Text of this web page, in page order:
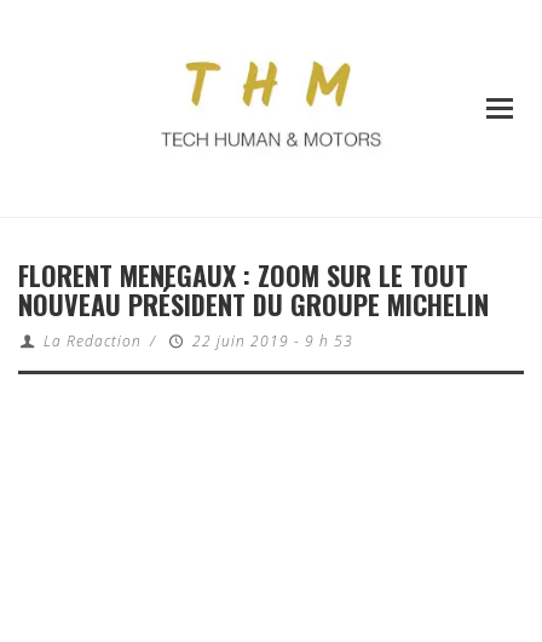
FLORENT MENEGAUX : ZOOM SUR LE TOUT
NOUVEAU PRÉSIDENT DU GROUPE MICHELIN
La Redaction / 22 juin 2019 - 9 h 53